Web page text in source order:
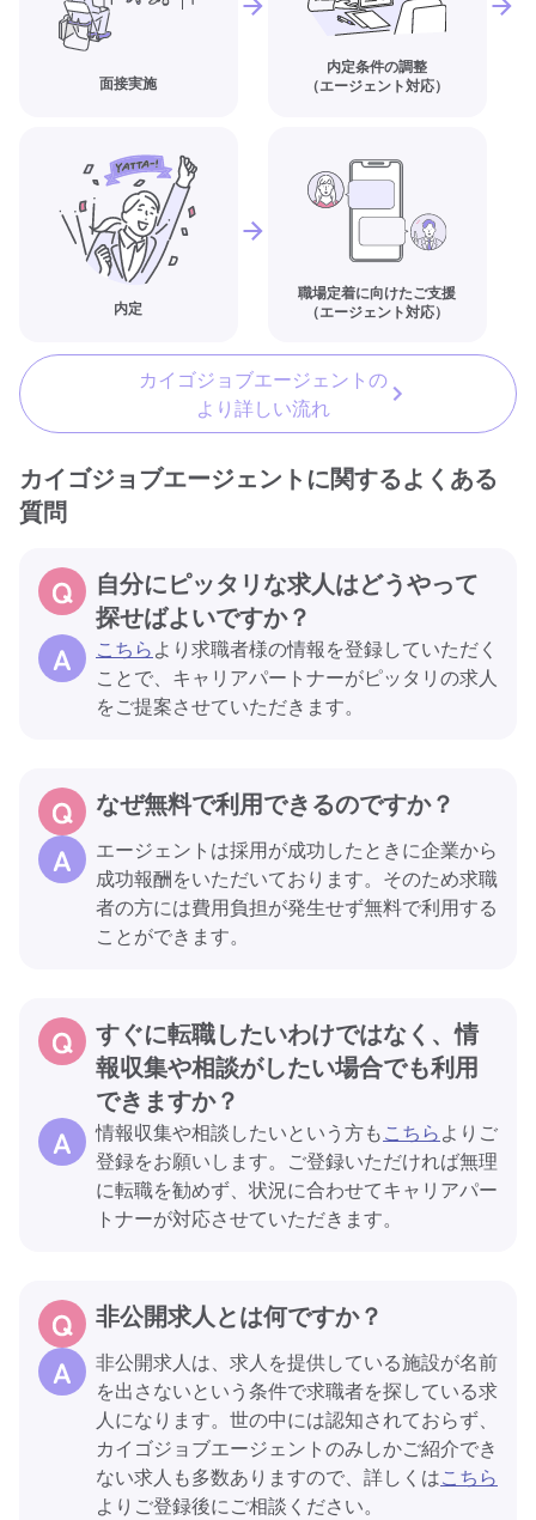
面接実施
内定条件の調整
（エージェント対応）
内定
職場定着に向けたご支援
（エージェント対応）
カイゴジョブエージェントの
より詳しい流れ
カイゴジョブエージェントに関するよくある
質問
自分にピッタリな求人はどうやって
探せばよいですか？
こちらより求職者様の情報を登録していただく
ことで、キャリアパートナーがピッタリの求人
をご提案させていただきます。
なぜ無料で利用できるのですか？
エージェントは採用が成功したときに企業から
成功報酬をいただいております。そのため求職
者の方には費用負担が発生せず無料で利用する
ことができます。
すぐに転職したいわけではなく、情
報収集や相談がしたい場合でも利用
できますか？
情報収集や相談したいという方もこちらよりご
登録をお願いします。ご登録いただければ無理
に転職を勧めず、状況に合わせてキャリアパー
トナーが対応させていただきます。
非公開求人とは何ですか？
非公開求人は、求人を提供している施設が名前
を出さないという条件で求職者を探している求
人になります。世の中には認知されておらず、
カイゴジョブエージェントのみしかご紹介でき
ない求人も多数ありますので、詳しくはこちら
よりご登録後にご相談ください。